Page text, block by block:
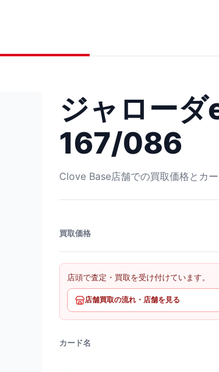
ジャローダ
167/086
Clove Base店舗での買取価格とカー
買取価格
店頭で査定・買取を受け付けています。
店舗買取の流れ・店舗を見る
カード名